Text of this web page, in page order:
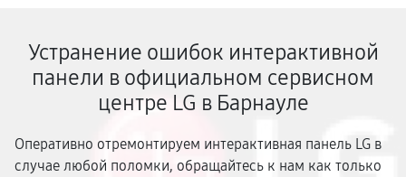
Устранение ошибок интерактивной
панели в официальном сервисном
центре LG в Барнауле
Оперативно отремонтируем интерактивная панель LG в
случае любой поломки, обращайтесь к нам как только